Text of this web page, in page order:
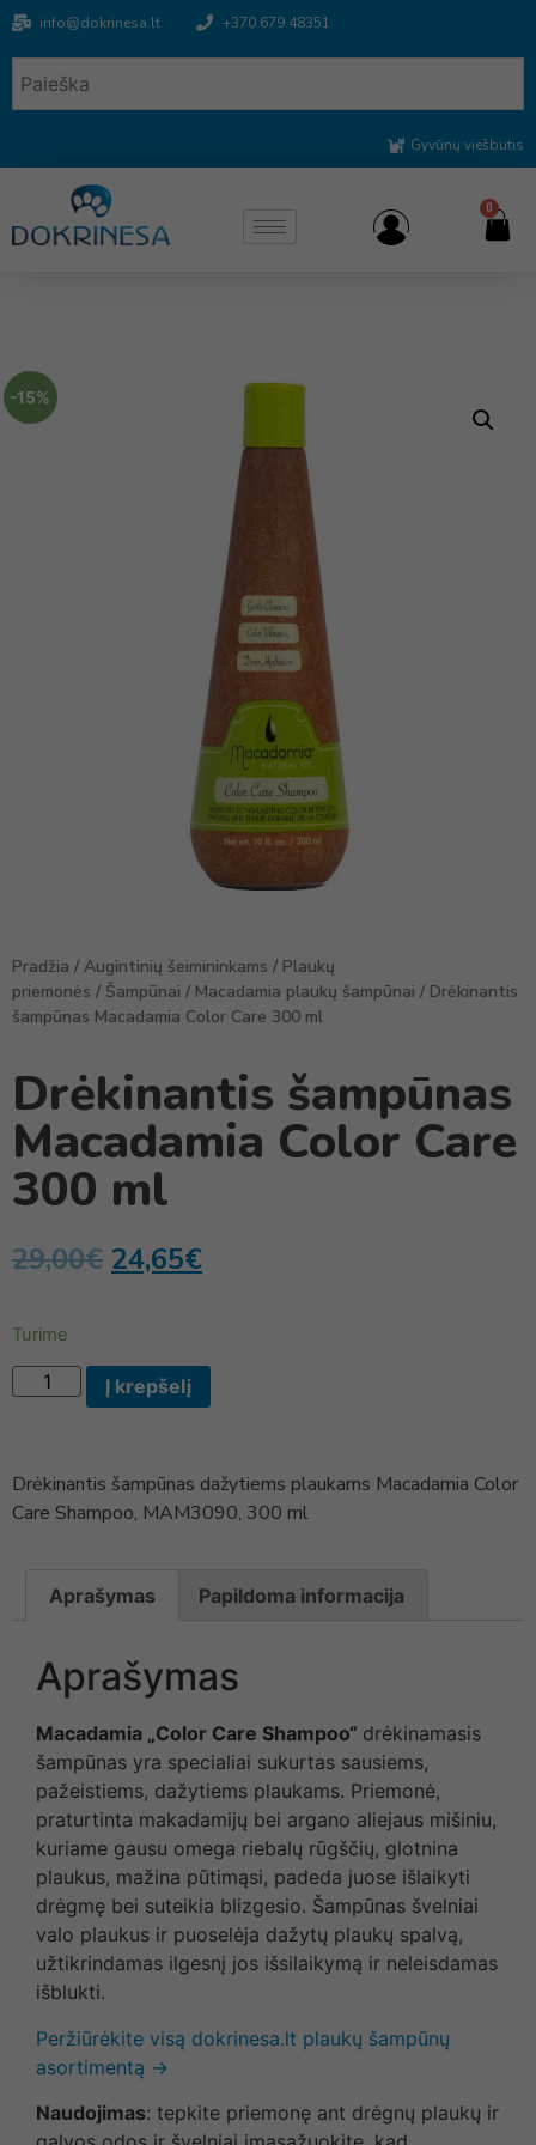
info@dokrinesa.lt +370 679 48351
Gyvūnų viešbutis
0
-15%
Pradžia / Augintinių šeimininkams / Plaukų
priemonės / Šampūnai / Macadamia plaukų šampūnai / Drėkinantis
šampūnas Macadamia Color Care 300 ml
Drėkinantis šampūnas
Macadamia Color Care
300 ml
29,00€ 24,65€
Turime
Į krepšelį
Drėkinantis šampūnas dažytiems plaukams Macadamia Color
Care Shampoo, MAM3090, 300 ml
Aprašymas Papildoma informacija
Aprašymas
Macadamia „Color Care Shampoo“ drėkinamasis
šampūnas yra specialiai sukurtas sausiems,
pažeistiems, dažytiems plaukams. Priemonė,
praturtinta makadamijų bei argano aliejaus mišiniu,
kuriame gausu omega riebalų rūgščių, glotnina
plaukus, mažina pūtimąsi, padeda juose išlaikyti
drėgmę bei suteikia blizgesio. Šampūnas švelniai
valo plaukus ir puoselėja dažytų plaukų spalvą,
užtikrindamas ilgesnį jos išsilaikymą ir neleisdamas
išblukti.
Peržiūrėkite visą dokrinesa.lt plaukų šampūnų
asortimentą →
Naudojimas: tepkite priemonę ant drėgnų plaukų ir